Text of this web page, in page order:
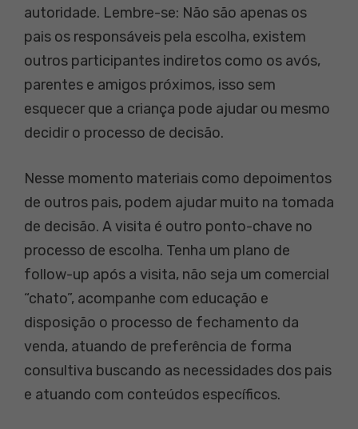
autoridade. Lembre-se: Não são apenas os
pais os responsáveis pela escolha, existem
outros participantes indiretos como os avós,
parentes e amigos próximos, isso sem
esquecer que a criança pode ajudar ou mesmo
decidir o processo de decisão.
Nesse momento materiais como depoimentos
de outros pais, podem ajudar muito na tomada
de decisão. A visita é outro ponto-chave no
processo de escolha. Tenha um plano de
follow-up após a visita, não seja um comercial
“chato”, acompanhe com educação e
disposição o processo de fechamento da
venda, atuando de preferência de forma
consultiva buscando as necessidades dos pais
e atuando com conteúdos específicos.